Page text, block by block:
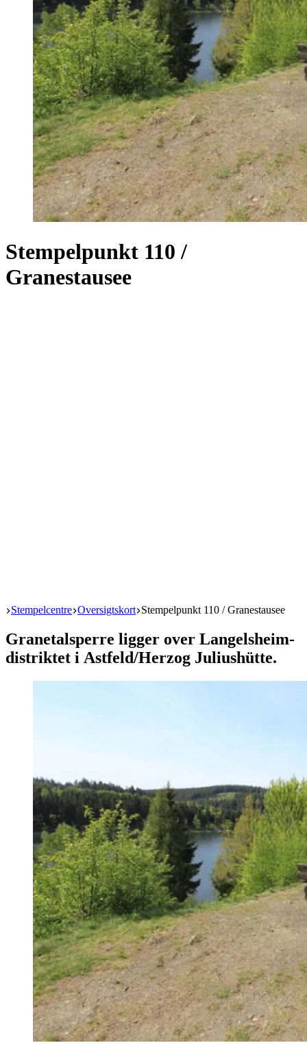
Stempelpunkt 110 /
Granestausee
Start
Stempelcentre Oversigtskort Stempelpunkt 110 / Granestausee
Granetalsperre ligger over Langelsheim-
distriktet i Astfeld/Herzog Juliushütte.